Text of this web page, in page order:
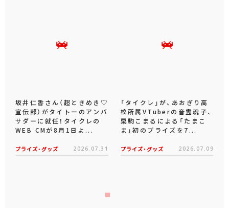
坂井仁香さん（超ときめき♡
宣伝部）がタイトーのアンバ
サダーに就任！タイクレの
WEB CMが8月1日よ...
プライズ・グッズ 2026.07.31
「タイクレ」が、あおぎり高
校所属VTuberの音霊魂子、
栗駒こまるによる「たまこ
ま」初のプライズを7...
プライズ・グッズ 2026.07.09